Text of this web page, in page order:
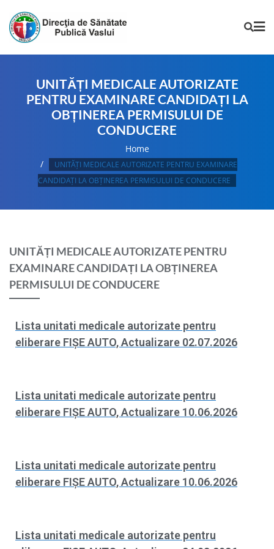
UNITĂȚI MEDICALE AUTORIZATE
PENTRU EXAMINARE CANDIDAȚI LA
OBȚINEREA PERMISULUI DE
CONDUCERE
Home
UNITĂȚI MEDICALE AUTORIZATE PENTRU EXAMINARE
CANDIDAȚI LA OBȚINEREA PERMISULUI DE CONDUCERE
UNITĂȚI MEDICALE AUTORIZATE PENTRU
EXAMINARE CANDIDAȚI LA OBȚINEREA
PERMISULUI DE CONDUCERE
Lista unitati medicale autorizate pentru
eliberare FIȘE AUTO, Actualizare 02.07.2026
Lista unitati medicale autorizate pentru
eliberare FIȘE AUTO, Actualizare 10.06.2026
Lista unitati medicale autorizate pentru
eliberare FIȘE AUTO, Actualizare 10.06.2026
Lista unitati medicale autorizate pentru